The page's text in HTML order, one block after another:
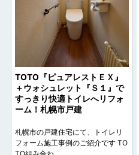
TOTO『ピュアレストＥＸ』
＋ウォシュレット『Ｓ１』で
すっきり快適トイレへリフォ
ーム！札幌市戸建
札幌市の戸建住宅にて、トイレリ
フォーム施工事例のご紹介です TO